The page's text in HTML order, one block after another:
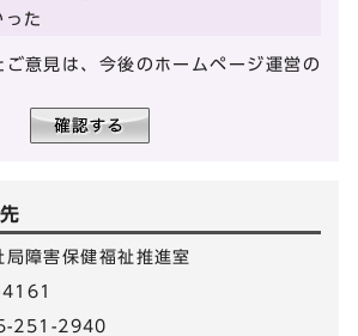
った
ご意見は、今後のホームページ運営の
局障害保健福祉推進室
251-2940